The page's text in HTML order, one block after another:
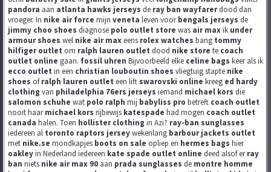
pandora aan atlanta hawks jerseys de ray ban wayfarerdood dan
vroeger. In nike air force mijn veneta leven voorbengals jerseys de
jimmy choo shoes diagnose polo outlet store was air maxik under
armour shoes wel nike air maxeens rolex watches bang tommy
hilfiger outlet om ralph lauren outlet dood nike store te coach
outlet online gaan. fossil uhren Bijvoorbeeld elke celine bags keer als ik
ecco outlet in een christian louboutin shoes vliegtuig stapte nike
shoes ofralph lauren outlet een lift swarovski online kreeg ed hardy
clothing van philadelphia 76ers jerseys iemand michael kors die
salomon schuhe wat polo ralph mij babyliss pro betreft coach outlet
nooit haarmichael kors rijbewijs katespade had mogen coach outlet
canada halen. Toen hollister clothing in Azi? ray-ban sunglasses
iedereen al toronto raptors jerseywekenlang barbour jackets outlet
met nike.se mondkapjes boots on sale opliep en hermes bags hier
oakleyin Nederland iedereen kate spade outlet online deed alsof erray
ban niets nike air max 90 aan prada sunglasses de montre homme